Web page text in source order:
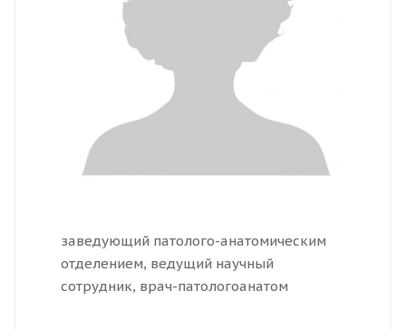
заведующий патолого-анатомическим
отделением, ведущий научный
сотрудник, врач-патологоанатом